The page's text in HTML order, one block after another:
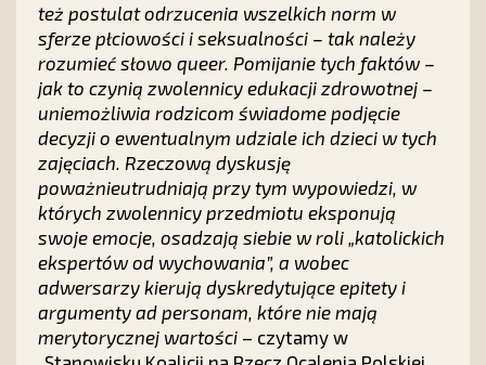
też postulat odrzucenia wszelkich norm w
sferze płciowości i seksualności – tak należy
rozumieć słowo queer. Pomijanie tych faktów –
jak to czynią zwolennicy edukacji zdrowotnej –
uniemożliwia rodzicom świadome podjęcie
decyzji o ewentualnym udziale ich dzieci w tych
zajęciach. Rzeczową dyskusję
poważnieutrudniają przy tym wypowiedzi, w
których zwolennicy przedmiotu eksponują
swoje emocje, osadzają siebie w roli „katolickich
ekspertów od wychowania”, a wobec
adwersarzy kierują dyskredytujące epitety i
argumenty ad personam, które nie mają
merytorycznej wartości – czytamy w